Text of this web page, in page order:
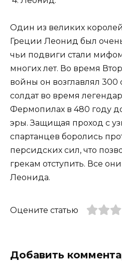
Один из великих
Греции Леонид был
чьи подвиги стали
многих лет. Во время
войны он возглавлял 300
солдат во время
Фермопилах в 480 году
эры. Защищая проход с
спартанцев боролись
персидских сил, что
грекам отступить. Все
Леонида.
Оцените статью
Добавить